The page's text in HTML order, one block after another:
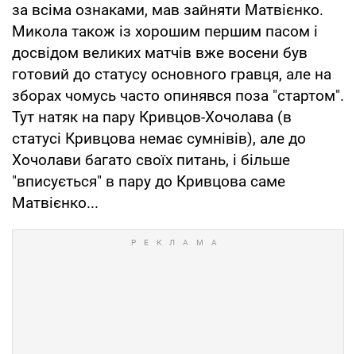
за всіма ознаками, мав зайняти Матвієнко.
Микола також із хорошим першим пасом і
досвідом великих матчів вже восени був
готовий до статусу основного гравця, але на
зборах чомусь часто опинявся поза "стартом".
Тут натяк на пару Кривцов-Хочолава (в
статусі Кривцова немає сумнівів), але до
Хочолави багато своїх питань, і більше
"вписується" в пару до Кривцова саме
Матвієнко...